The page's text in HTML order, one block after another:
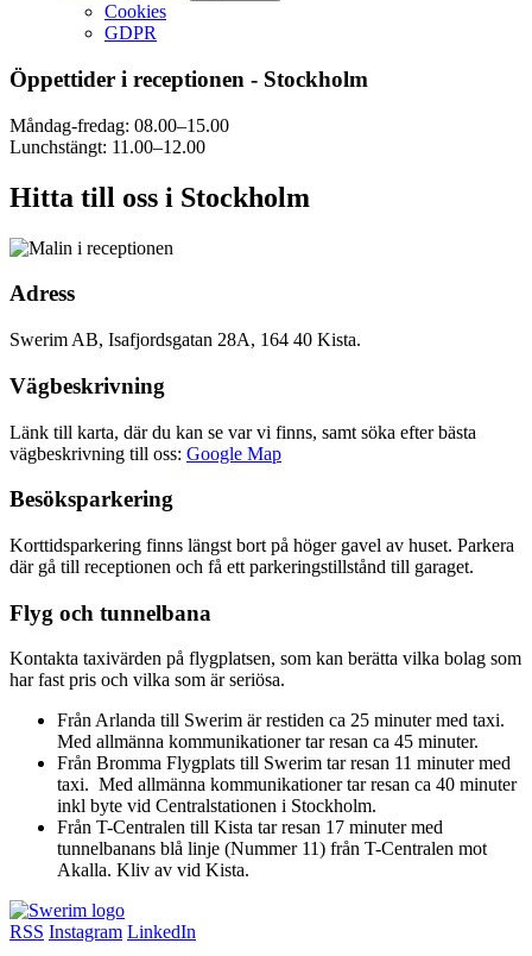
Cookies
GDPR
Öppettider i receptionen - Stockholm
Måndag-fredag: 08.00–15.00
Lunchstängt: 11.00–12.00
Hitta till oss i Stockholm
Adress
Swerim AB, Isafjordsgatan 28A, 164 40 Kista.
Vägbeskrivning
Länk till karta, där du kan se var vi finns, samt söka efter bästa
vägbeskrivning till oss: Google Map
Besöksparkering
Korttidsparkering finns längst bort på höger gavel av huset. Parkera
där gå till receptionen och få ett parkeringstillstånd till garaget.
Flyg och tunnelbana
Kontakta taxivärden på flygplatsen, som kan berätta vilka bolag som
har fast pris och vilka som är seriösa.
Från Arlanda till Swerim är restiden ca 25 minuter med taxi.
Med allmänna kommunikationer tar resan ca 45 minuter.
Från Bromma Flygplats till Swerim tar resan 11 minuter med
taxi. Med allmänna kommunikationer tar resan ca 40 minuter
inkl byte vid Centralstationen i Stockholm.
Från T-Centralen till Kista tar resan 17 minuter med
tunnelbanans blå linje (Nummer 11) från T-Centralen mot
Akalla. Kliv av vid Kista.
RSS Instagram LinkedIn